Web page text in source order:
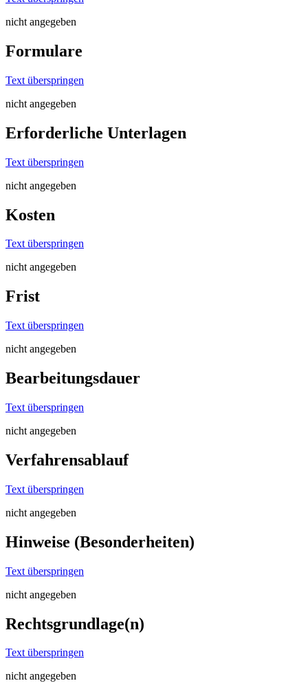
nicht angegeben
Formulare
Text überspringen
nicht angegeben
Erforderliche Unterlagen
Text überspringen
nicht angegeben
Kosten
Text überspringen
nicht angegeben
Frist
Text überspringen
nicht angegeben
Bearbeitungsdauer
Text überspringen
nicht angegeben
Verfahrensablauf
Text überspringen
nicht angegeben
Hinweise (Besonderheiten)
Text überspringen
nicht angegeben
Rechtsgrundlage(n)
Text überspringen
nicht angegeben